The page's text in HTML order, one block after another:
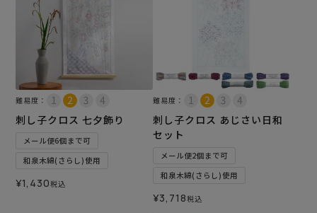
難易度：
刺し子クロス 七夕飾り
メール便6個まで可
和泉木綿(さらし)使用
¥1,430税込
難易度：
刺し子クロス あじさい日和
セット
メール便2個まで可
和泉木綿(さらし)使用
¥3,718税込